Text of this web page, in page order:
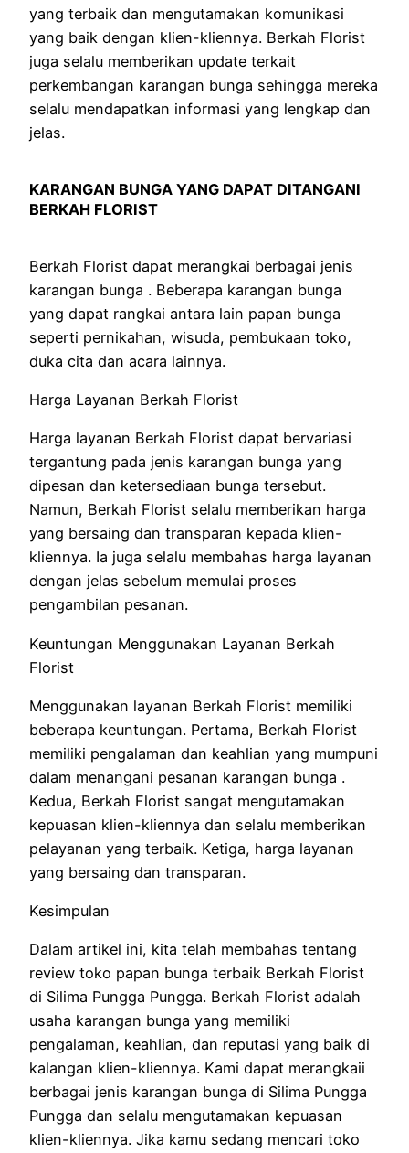
yang terbaik dan mengutamakan komunikasi
yang baik dengan klien-kliennya. Berkah Florist
juga selalu memberikan update terkait
perkembangan karangan bunga sehingga mereka
selalu mendapatkan informasi yang lengkap dan
jelas.
KARANGAN BUNGA YANG DAPAT DITANGANI
BERKAH FLORIST
Berkah Florist dapat merangkai berbagai jenis
karangan bunga . Beberapa karangan bunga
yang dapat rangkai antara lain papan bunga
seperti pernikahan, wisuda, pembukaan toko,
duka cita dan acara lainnya.
Harga Layanan Berkah Florist
Harga layanan Berkah Florist dapat bervariasi
tergantung pada jenis karangan bunga yang
dipesan dan ketersediaan bunga tersebut.
Namun, Berkah Florist selalu memberikan harga
yang bersaing dan transparan kepada klien-
kliennya. Ia juga selalu membahas harga layanan
dengan jelas sebelum memulai proses
pengambilan pesanan.
Keuntungan Menggunakan Layanan Berkah
Florist
Menggunakan layanan Berkah Florist memiliki
beberapa keuntungan. Pertama, Berkah Florist
memiliki pengalaman dan keahlian yang mumpuni
dalam menangani pesanan karangan bunga .
Kedua, Berkah Florist sangat mengutamakan
kepuasan klien-kliennya dan selalu memberikan
pelayanan yang terbaik. Ketiga, harga layanan
yang bersaing dan transparan.
Kesimpulan
Dalam artikel ini, kita telah membahas tentang
review toko papan bunga terbaik Berkah Florist
di Silima Pungga Pungga. Berkah Florist adalah
usaha karangan bunga yang memiliki
pengalaman, keahlian, dan reputasi yang baik di
kalangan klien-kliennya. Kami dapat merangkaii
berbagai jenis karangan bunga di Silima Pungga
Pungga dan selalu mengutamakan kepuasan
klien-kliennya. Jika kamu sedang mencari toko